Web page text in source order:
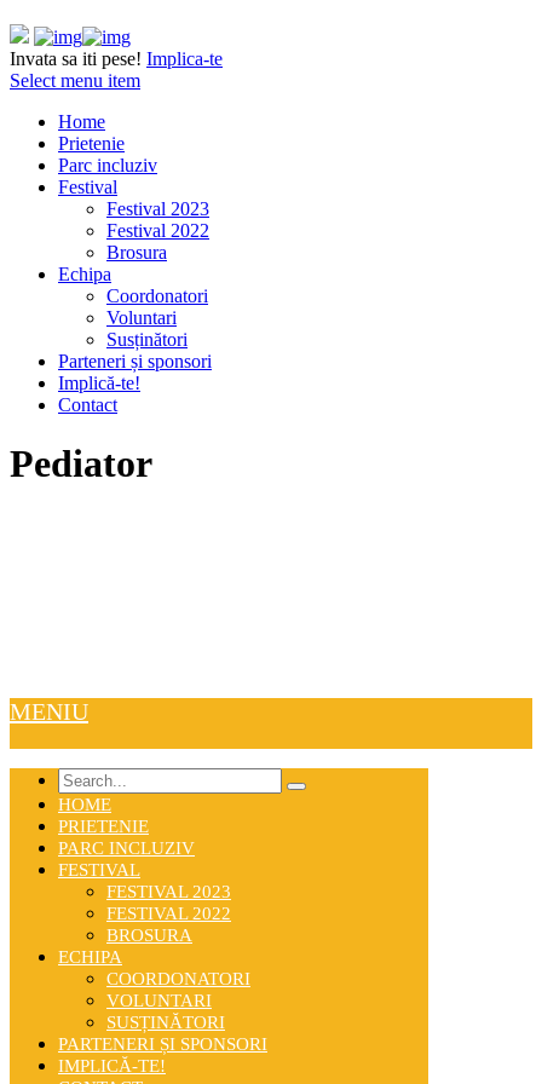
Invata sa iti pese! Implica-te
Select menu item
Home
Prietenie
Parc incluziv
Festival
Festival 2023
Festival 2022
Brosura
Echipa
Coordonatori
Voluntari
Susținători
Parteneri și sponsori
Implică-te!
Contact
Pediator
MENIU
HOME
PRIETENIE
PARC INCLUZIV
FESTIVAL
FESTIVAL 2023
FESTIVAL 2022
BROSURA
ECHIPA
COORDONATORI
VOLUNTARI
SUSȚINĂTORI
PARTENERI ȘI SPONSORI
IMPLICĂ-TE!